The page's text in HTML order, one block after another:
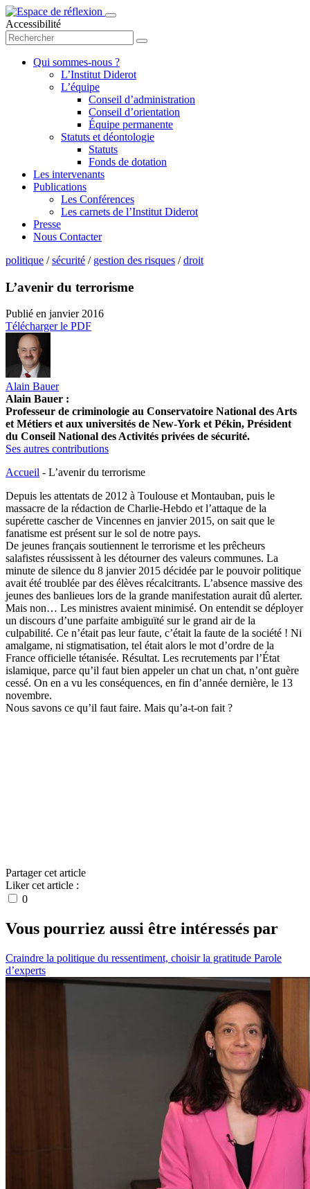
Accessibilité
Qui sommes-nous ?
L’Institut Diderot
L’équipe
Conseil d’administration
Conseil d’orientation
Équipe permanente
Statuts et déontologie
Statuts
Fonds de dotation
Les intervenants
Publications
Les Conférences
Les carnets de l’Institut Diderot
Presse
Nous Contacter
politique /sécurité / gestion des risques /droit
L’avenir du terrorisme
Publié en janvier 2016
Télécharger le PDF
Alain Bauer
Alain Bauer :
Professeur de criminologie au Conservatoire National des Arts
et Métiers et aux universités de New-York et Pékin, Président
du Conseil National des Activités privées de sécurité.
Ses autres contributions
Accueil - L’avenir du terrorisme
Depuis les attentats de 2012 à Toulouse et Montauban, puis le
massacre de la rédaction de Charlie-Hebdo et l’attaque de la
supérette cascher de Vincennes en janvier 2015, on sait que le
fanatisme est présent sur le sol de notre pays.
De jeunes français soutiennent le terrorisme et les prêcheurs
salafistes réussissent à les détourner des valeurs communes. La
minute de silence du 8 janvier 2015 décidée par le pouvoir politique
avait été troublée par des élèves récalcitrants. L’absence massive des
jeunes des banlieues lors de la grande manifestation aurait dû alerter.
Mais non… Les ministres avaient minimisé. On entendit se déployer
un discours d’une parfaite ambiguïté sur le grand air de la
culpabilité. Ce n’était pas leur faute, c’était la faute de la société ! Ni
amalgame, ni stigmatisation, tel était alors le mot d’ordre de la
France officielle tétanisée. Résultat. Les recrutements par l’État
islamique, parce qu’il faut bien appeler un chat un chat, n’ont guère
cessé. On en a vu les conséquences, en fin d’année dernière, le 13
novembre.
Nous savons ce qu’il faut faire. Mais qu’a-t-on fait ?
Partager cet article
Liker cet article :
0
Vous pourriez aussi être intéressés par
Craindre la politique du ressentiment, choisir la gratitude Parole
d’experts